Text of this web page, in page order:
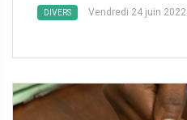
DIVERS Vendredi 24 juin 2022